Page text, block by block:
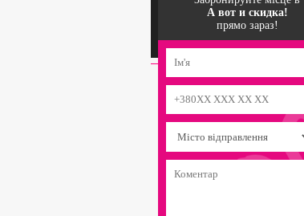
А вот и скидка!
прямо зараз!